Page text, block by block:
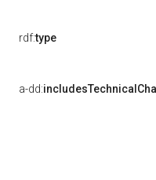
rdf:type
a-dd: